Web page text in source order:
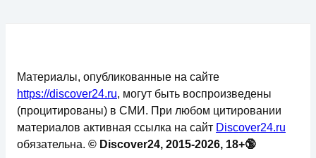
Материалы, опубликованные на сайте
https://discover24.ru, могут быть воспроизведены
(процитированы) в СМИ. При любом цитировании
материалов активная ссылка на сайт Discover24.ru
обязательна. © Discover24, 2015-2026, 18+🔞